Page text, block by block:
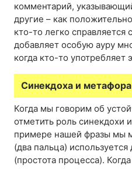
комментарий,
другие – как
кто-то легко справляется
добавляет особую ауру
когда кто-то употребляет
Синекдоха и
Когда мы говорим об
отметить роль синекдохи
примере нашей фразы мы
(два пальца)
(простота процесса).